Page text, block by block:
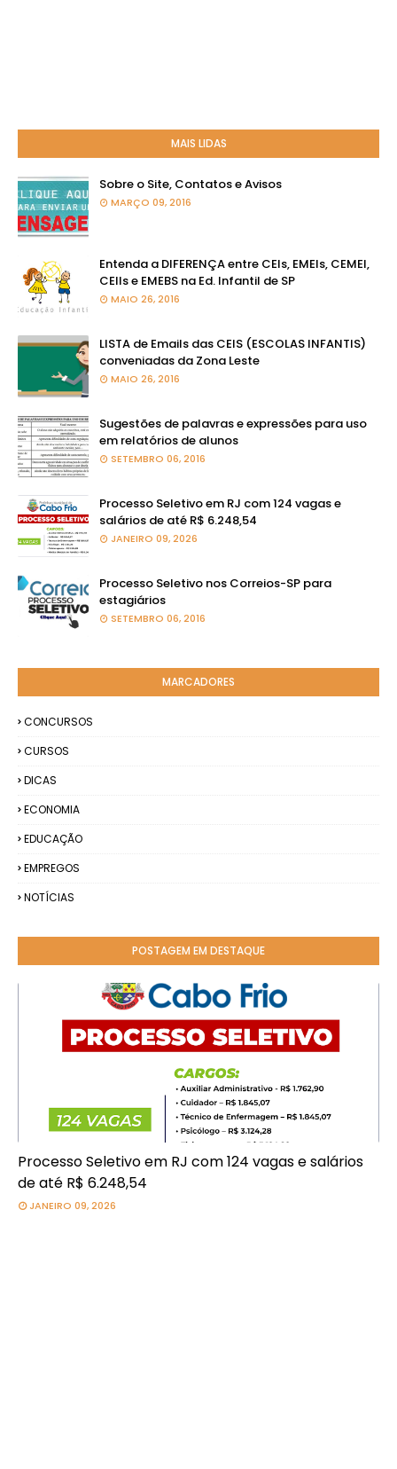
MAIS LIDAS
Sobre o Site, Contatos e Avisos
MARÇO 09, 2016
Entenda a DIFERENÇA entre CEIs, EMEIs, CEMEI,
CEIIs e EMEBS na Ed. Infantil de SP
MAIO 26, 2016
LISTA de Emails das CEIS (ESCOLAS INFANTIS)
conveniadas da Zona Leste
MAIO 26, 2016
Sugestões de palavras e expressões para uso
em relatórios de alunos
SETEMBRO 06, 2016
Processo Seletivo em RJ com 124 vagas e
salários de até R$ 6.248,54
JANEIRO 09, 2026
Processo Seletivo nos Correios-SP para
estagiários
SETEMBRO 06, 2016
MARCADORES
CONCURSOS
CURSOS
DICAS
ECONOMIA
EDUCAÇÃO
EMPREGOS
NOTÍCIAS
POSTAGEM EM DESTAQUE
Processo Seletivo em RJ com 124 vagas e salários
de até R$ 6.248,54
JANEIRO 09, 2026